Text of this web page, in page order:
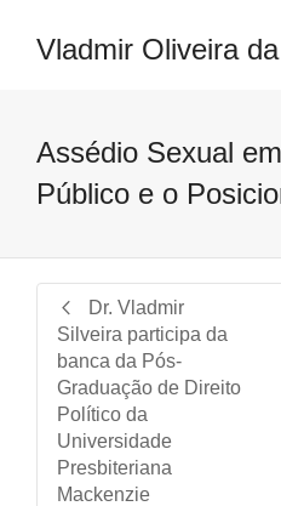
Vladmir Oliveira
Assédio Sexual
Público e o
Dr. Vladmir
Silveira participa da
banca da Pós-
Graduação de Direito
Político da
Universidade
Presbiteriana
Mackenzie